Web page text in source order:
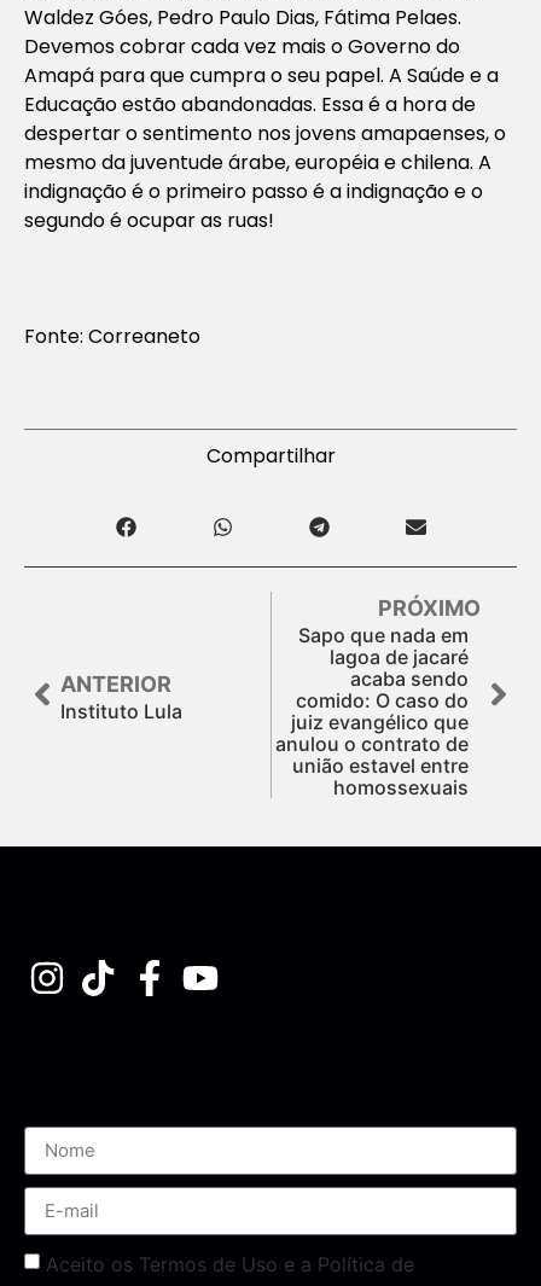
Waldez Góes, Pedro Paulo Dias, Fátima Pelaes.
Devemos cobrar cada vez mais o Governo do
Amapá para que cumpra o seu papel. A Saúde e a
Educação estão abandonadas. Essa é a hora de
despertar o sentimento nos jovens amapaenses, o
mesmo da juventude árabe, européia e chilena. A
indignação é o primeiro passo é a indignação e o
segundo é ocupar as ruas!
Fonte: Correaneto
Compartilhar
ANTERIOR
Instituto Lula
PRÓXIMO
Sapo que nada em
lagoa de jacaré
acaba sendo
comido: O caso do
juiz evangélico que
anulou o contrato de
união estavel entre
homossexuais
Aceito os Termos de Uso e a Política de